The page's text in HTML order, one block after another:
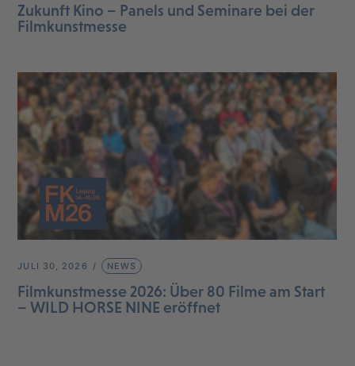
Zukunft Kino – Panels und Seminare bei der
Filmkunstmesse
JULI 30, 2026 NEWS
Filmkunstmesse 2026: Über 80 Filme am Start
– WILD HORSE NINE eröffnet